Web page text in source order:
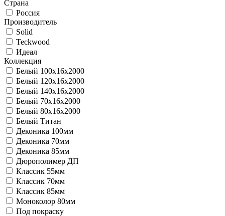
Страна
Россия
Производитель
Solid
Teckwood
Идеал
Коллекция
Белый 100х16х2000
Белый 120х16х2000
Белый 140х16х2000
Белый 70х16х2000
Белый 80х16х2000
Белый Титан
Деконика 100мм
Деконика 70мм
Деконика 85мм
Дюрополимер ДП
Классик 55мм
Классик 70мм
Классик 85мм
Моноколор 80мм
Под покраску